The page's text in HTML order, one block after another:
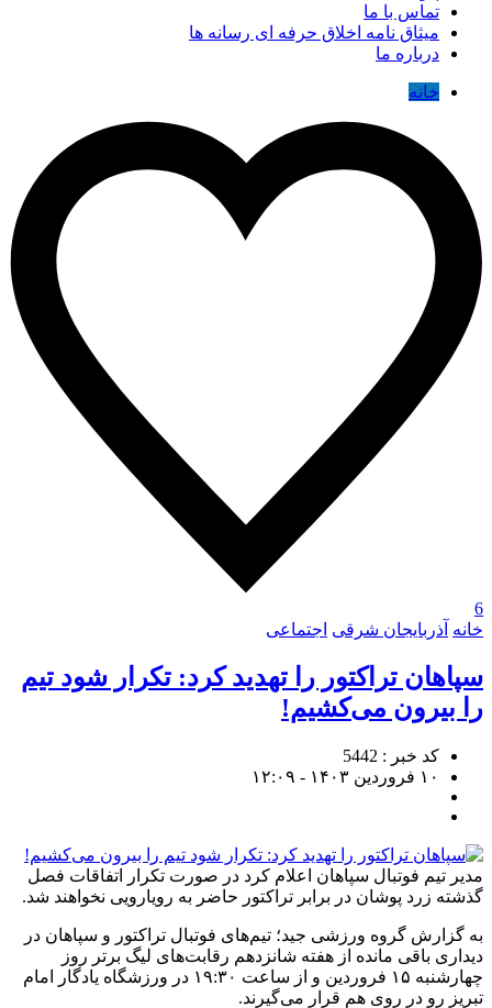
تماس با ما
میثاق نامه اخلاق حرفه ای رسانه ها
درباره ما
خانه
6
خانه آذربایجان شرقی اجتماعی
سپاهان تراکتور را تهدید کرد: تکرار شود تیم
را بیرون می‌کشیم!
کد خبر : 5442
۱۰ فروردین ۱۴۰۳ - ۱۲:۰۹
مدیر تیم فوتبال سپاهان اعلام کرد در صورت تکرار اتفاقات فصل
گذشته زرد پوشان در برابر تراکتور حاضر به رویارویی نخواهند شد.
به گزارش گروه ورزشی جید؛ تیم‌های فوتبال تراکتور و سپاهان در
دیداری باقی مانده از هفته شانزدهم رقابت‌های لیگ برتر روز
چهارشنبه ۱۵ فروردین و از ساعت ۱۹:۳۰ در ورزشگاه یادگار امام
تبریز رو در روی هم قرار می‌گیرند.